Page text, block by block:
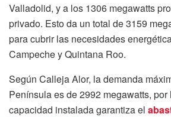
Valladolid, y a los 1306 megawatts
privado. Esto da un total de 3159
para cubrir las necesidades
Campeche y Quintana Roo.
Según Calleja Alor, la demanda
Península es de 2992 megawatts,
capacidad instalada garantiza el